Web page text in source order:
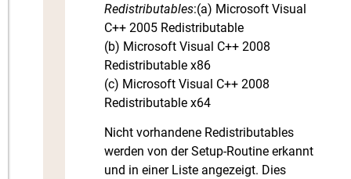
Redistributables:(a) Microsoft Visual
C++ 2005 Redistributable
(b) Microsoft Visual C++ 2008
Redistributable x86
(c) Microsoft Visual C++ 2008
Redistributable x64
Nicht vorhandene Redistributables
werden von der Setup-Routine erkannt
und in einer Liste angezeigt. Dies